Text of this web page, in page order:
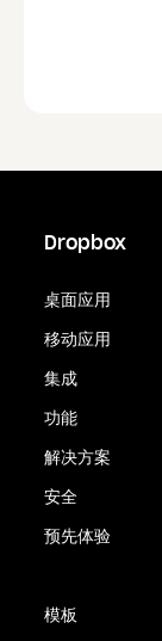
Dropbox
桌面应用
移动应用
集成
功能
解决方案
安全
预先体验
模板